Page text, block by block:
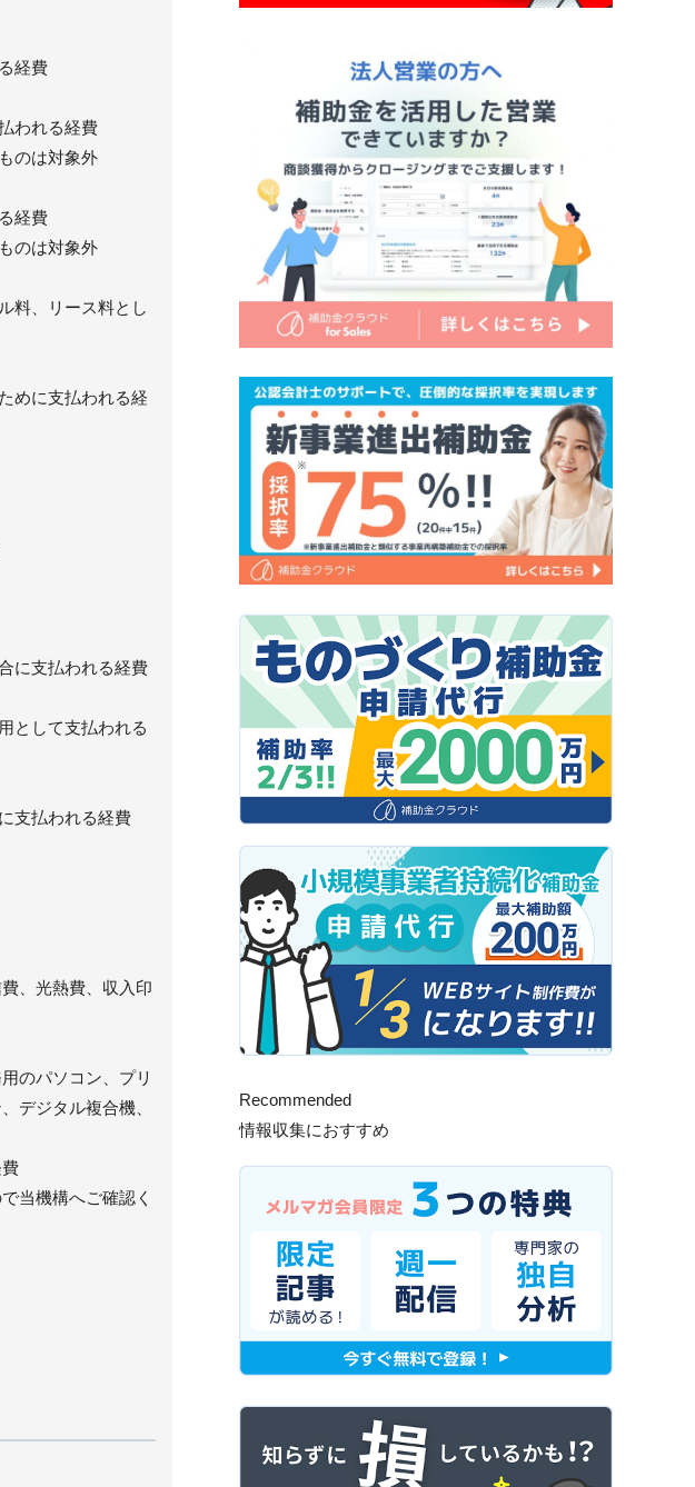
経費
われる経費
のは対象外
経費
のは対象外
料、リース料とし
めに支払われる経
に支払われる経費
として支払われる
支払われる経費
、光熱費、収入印
のパソコン、プリ
デジタル複合機、
当機構へご確認く
Recommended
情報収集におすすめ